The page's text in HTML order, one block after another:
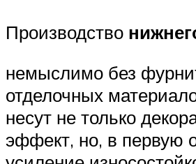
Производство
немыслимо без
отделочных
несут не только
эффект, но, в первую